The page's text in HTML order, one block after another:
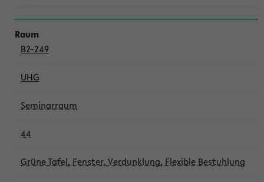
B2-249
UHG
Seminarraum
44
Grüne Tafel, Fenster, Verdunklung, Flexible Bestuhlung